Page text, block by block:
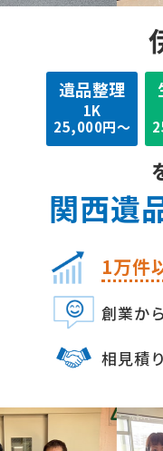
遺品整理
1K
25,000円～
関⻄遺
1万件
創業から
相⾒積